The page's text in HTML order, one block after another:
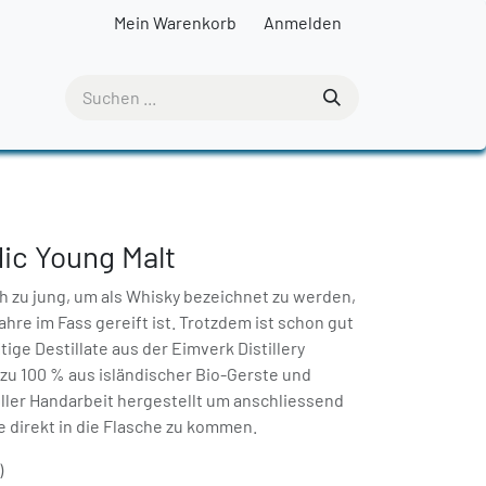
Mein Warenkorb Anmelden
Young Malt
zu jung, um als Whisky bezeichnet zu werden,
im Fass gereift ist. Trotzdem ist schon gut
Destillate aus der Eimverk Distillery
100 % aus isländischer Bio-Gerste und
Handarbeit hergestellt um anschliessend
direkt in die Flasche zu kommen.